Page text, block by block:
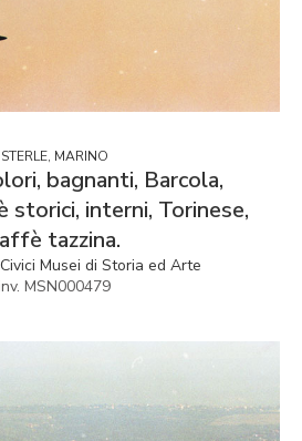
STERLE, MARINO
bagnanti, Barcola,
storici, interni, Torinese,
tazzina.
Musei di Storia ed Arte
MSN000479